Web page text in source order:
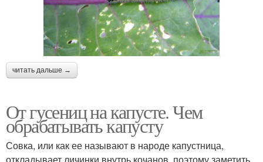
читать дальше →
От гусениц на капусте. Чем
обрабатывать капусту
Совка, или как ее называют в народе капустница,